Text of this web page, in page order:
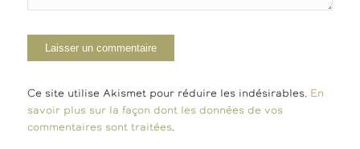
Ce site utilise Akismet pour réduire les indésirables. En
savoir plus sur la façon dont les données de vos
commentaires sont traitées.